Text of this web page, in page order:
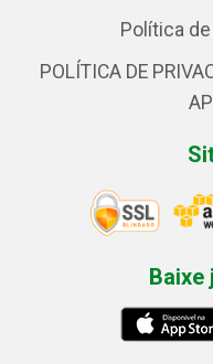
Política
POLÍTICA DE
Baixe